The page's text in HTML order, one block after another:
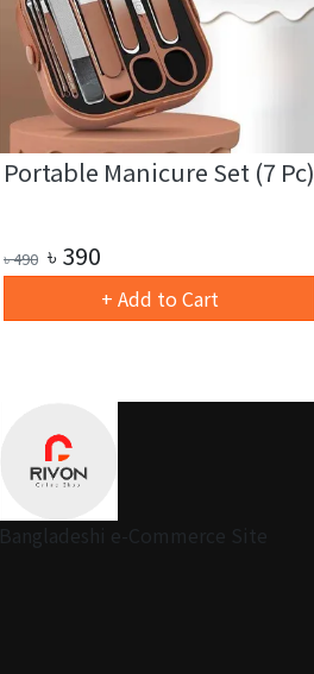
Portable Manicure Set (7 Pc)
৳490 ৳ 390
+ Add to Cart
Bangladeshi e-Commerce Site